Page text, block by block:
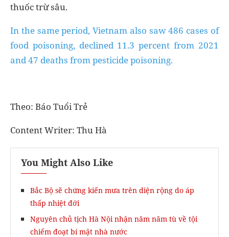
thuốc trừ sâu.
In the same period, Vietnam also saw 486 cases of
food poisoning, declined 11.3 percent from 2021
and 47 deaths from pesticide poisoning.
Theo: Báo Tuổi Trẻ
Content Writer: Thu Hà
You Might Also Like
Bắc Bộ sẽ chứng kiến mưa trên diện rộng do áp
thấp nhiệt đới
Nguyên chủ tịch Hà Nội nhận năm năm tù về tội
chiếm đoạt bí mật nhà nước